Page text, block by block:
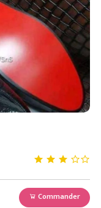
Commander